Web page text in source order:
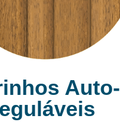
Auto-